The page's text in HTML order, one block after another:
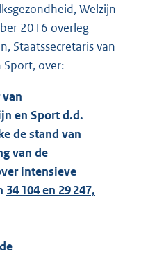
Welzijn
2016 overleg
Staatssecretaris van
Sport, over:
en Sport d.d.
de stand van
van de
intensieve
34 104 en 29 247,